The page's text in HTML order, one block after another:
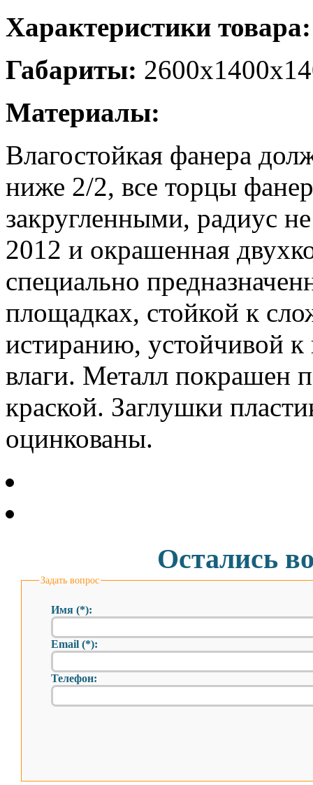
Характеристики товара:
Габариты:
Материалы:
Влагостойкая фанера
ниже 2/2, все торцы
закругленными, радиус
2012 и окрашенная
специально
площадках, стойкой к
истиранию, устойчивой к
влаги. Металл покрашен
краской. Заглушки
оцинкованы.
Остались
Задать вопрос
Имя (*):
Email (*):
Телефон: